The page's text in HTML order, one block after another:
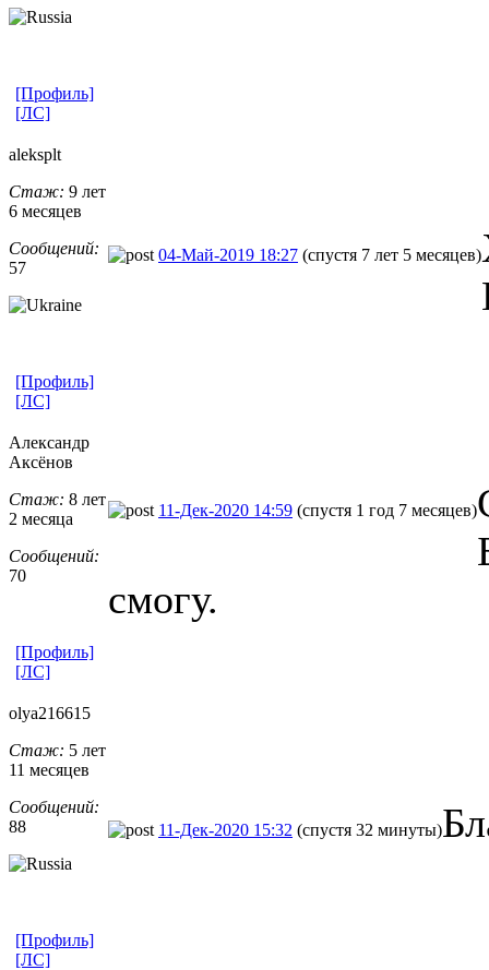
[Профиль]
[ЛС]
aleksplt
Стаж: 9 лет
6 месяцев
Сообщений:
57
04-Май-2019 18:27 (спустя 7 лет 5 месяцев)
[Профиль]
[ЛС]
Александр
Аксёнов
Стаж: 8 лет
2 месяца
Сообщений:
70
11-Дек-2020 14:59 (спустя 1 год 7 месяцев)
смогу.
[Профиль]
[ЛС]
olya216615
Стаж: 5 лет
11 месяцев
Сообщений:
88
11-Дек-2020 15:32 (спустя 32 минуты)
[Профиль]
[ЛС]